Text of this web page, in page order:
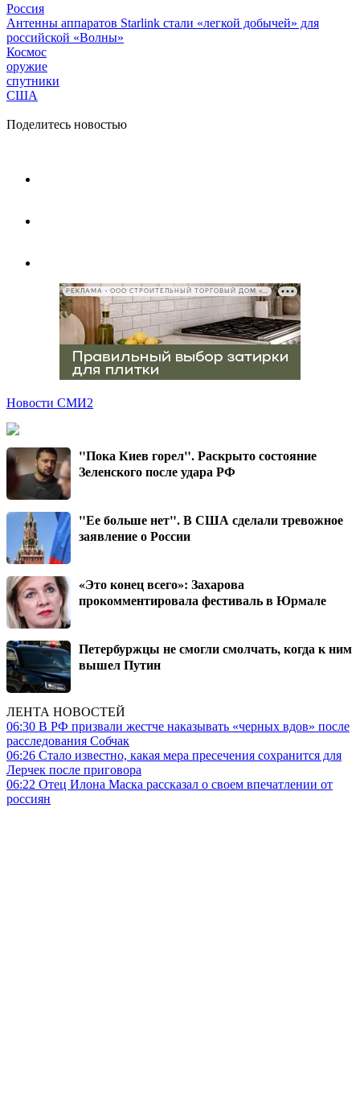
Россия
Антенны аппаратов Starlink стали «легкой добычей» для
российской «Волны»
Космос
оружие
спутники
США
Поделитесь новостью
РЕКЛАМА • ООО СТРОИТЕЛЬНЫЙ ТОРГОВЫЙ ДОМ «ПЕТРОВИЧ», ИНН 7802348846
Новости СМИ2
"Пока Киев горел". Раскрыто состояние
Зеленского после удара РФ
"Ее больше нет". В США сделали тревожное
заявление о России
«Это конец всего»: Захарова
прокомментировала фестиваль в Юрмале
Петербуржцы не смогли смолчать, когда к ним
вышел Путин
ЛЕНТА НОВОСТЕЙ
06:30 В РФ призвали жестче наказывать «черных вдов» после
расследования Собчак
06:26 Стало известно, какая мера пресечения сохранится для
Лерчек после приговора
06:22 Отец Илона Маска рассказал о своем впечатлении от
россиян